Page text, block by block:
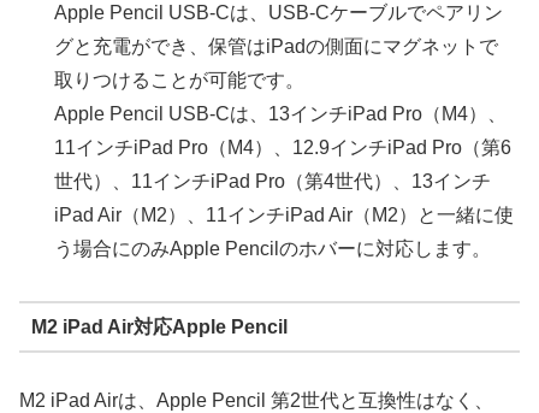
Apple Pencil USB-Cは、USB-Cケーブルでペアリン
グと充電ができ、保管はiPadの側面にマグネットで
取りつけることが可能です。
Apple Pencil USB-Cは、13インチiPad Pro（M4）、
11インチiPad Pro（M4）、12.9インチiPad Pro（第6
世代）、11インチiPad Pro（第4世代）、13インチ
iPad Air（M2）、11インチiPad Air（M2）と一緒に使
う場合にのみApple Pencilのホバーに対応します。
M2 iPad Air対応Apple Pencil
M2 iPad Airは、Apple Pencil 第2世代と互換性はなく、